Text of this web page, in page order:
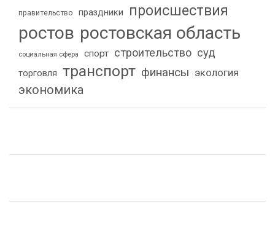
правительство праздники происшествия
ростов ростовская область
социальная сфера спорт строительство суд
торговля транспорт финансы экология
экономика